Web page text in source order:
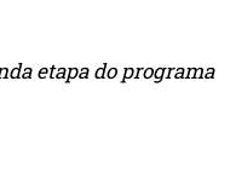
etapa do programa